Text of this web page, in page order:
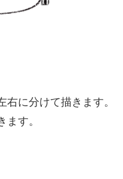
右に分けて描きます。
ます。